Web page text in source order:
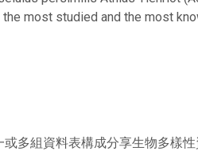
most studied and the most
多組資料表構成分享生物多樣性